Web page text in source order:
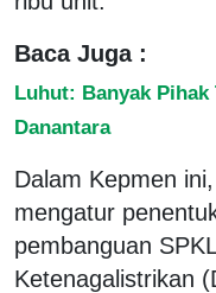
Baca Juga :
Luhut: Banyak Pihak
Danantara
Dalam Kepmen
mengatur
pembanguan
Ketenagalistrikan